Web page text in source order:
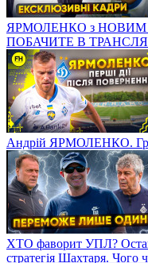
ЯРМОЛЕНКО з НОВИМ
ПОБАЧИТЕ В
Андрій ЯРМОЛЕНКО.
ХТО фаворит УПЛ?
стратегія Шахтаря. Чого